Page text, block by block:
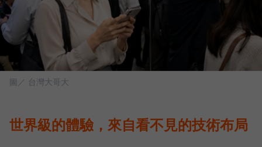
圖／ 台灣大哥大
世界級的體驗，來自看不見的技術布局